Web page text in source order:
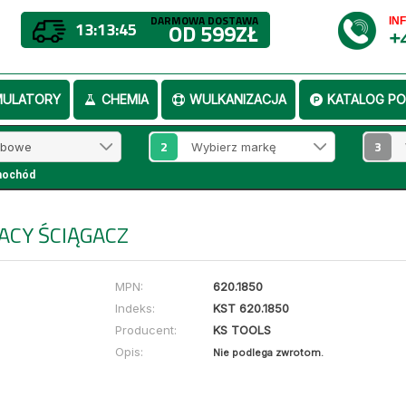
13:13:45 DARMOWA DOSTAWA
OD 599ZŁ
CHEMIA WULKANIZACJA KATALOG
2 3
ŚCIĄGACZ
MPN:
620.1850
Indeks:
KST 620.1850
Producent:
KS TOOLS
Opis:
Nie podlega zwrotom.